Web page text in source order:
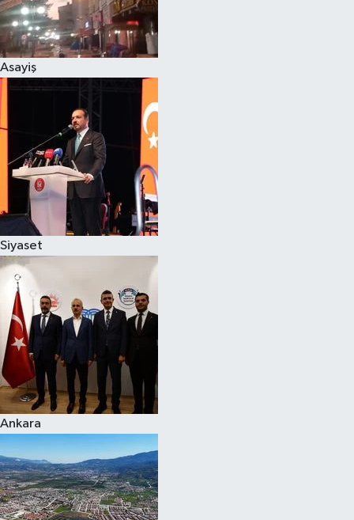
Asayiş
Siyaset
Ankara
Spor
Çocuk
Eğitim
Hava Durumu
Kadın
Kültür Sanat
Sağlık
Siyaset
Teknoloji
Televizyon
Yaşam-Çevre